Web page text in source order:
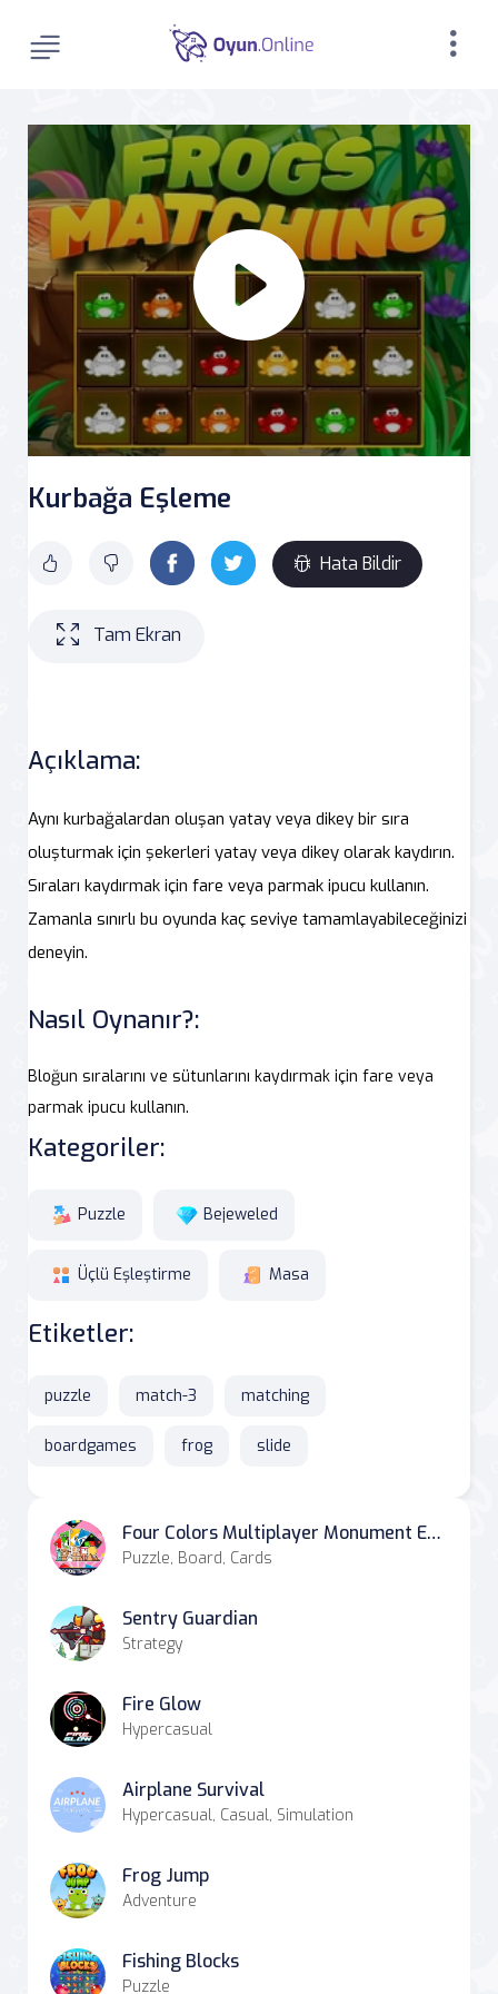
Kurbağa Eşleme
Hata Bildir
Tam Ekran
Açıklama:
Aynı kurbağalardan oluşan yatay veya dikey bir sıra
oluşturmak için şekerleri yatay veya dikey olarak kaydırın.
Sıraları kaydırmak için fare veya parmak ipucu kullanın.
Zamanla sınırlı bu oyunda kaç seviye tamamlayabileceğinizi
deneyin.
Nasıl Oynanır?:
Bloğun sıralarını ve sütunlarını kaydırmak için fare veya
parmak ipucu kullanın.
Kategoriler:
Puzzle Bejeweled
Üçlü Eşleştirme Masa
Etiketler:
puzzle match-3 matching
boardgames frog slide
Four Colors Multiplayer Monument Edition
Puzzle, Board, Cards
Sentry Guardian
Strategy
Fire Glow
Hypercasual
Airplane Survival
Hypercasual, Casual, Simulation
Frog Jump
Adventure
Fishing Blocks
Puzzle